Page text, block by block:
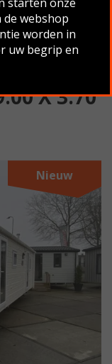
X 3.70
Nieuw
de webshop
worden in
uw begrip en